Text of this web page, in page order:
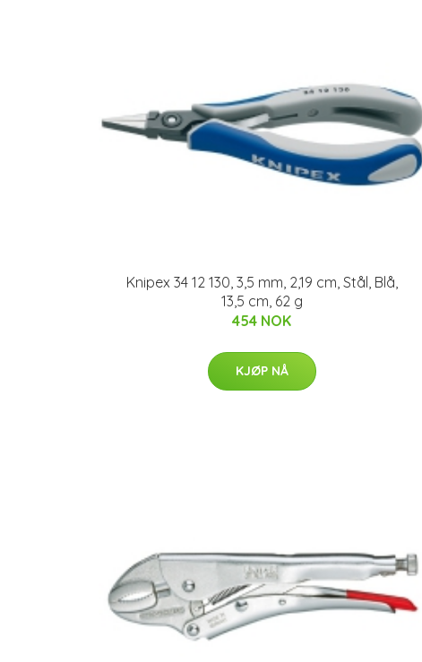
Knipex 34 12 130, 3,5 mm, 2,19 cm, Stål, Blå,
13,5 cm, 62 g
454 NOK
KJØP NÅ